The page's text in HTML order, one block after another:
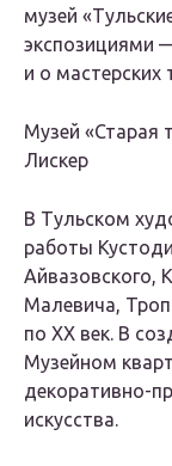
музей
экспозициями
и о мастерских
Музей «Старая
Лискер
В Тульском
работы
Айвазовского,
Малевича,
по XX век. В
Музейном
декоративно-
искусства.